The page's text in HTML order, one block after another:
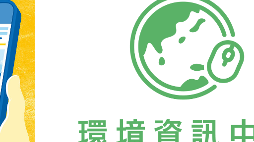
管疾病，最可怕的是癌症；而台灣石化產業早已自足，
了外銷。國光石化的興建，只會增加台灣污染；錢由財
台灣。胸腔科執業醫師葉宣哲也說，石化產業排出的有